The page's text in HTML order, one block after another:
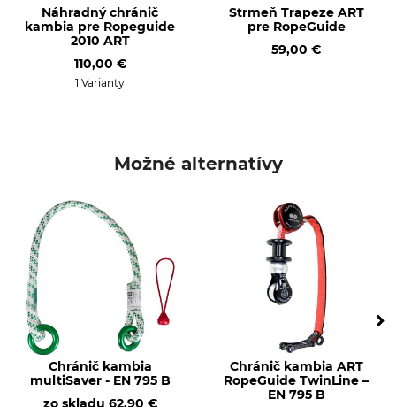
Náhradný chránič
kambia pre Ropeguide
2010 ART
110,00 €
1 Varianty
Strmeň Trapeze ART
pre RopeGuide
59,00 €
Možné alternatívy
Chránič kambia
multiSaver - EN 795 B
zo skladu 62,90 €
Chránič kambia ART
RopeGuide TwinLine –
EN 795 B